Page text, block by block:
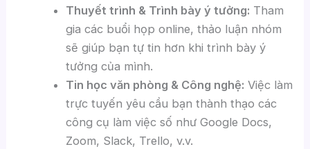
Thuyết trình & Trình bày ý tưởng: Tham
gia các buổi họp online, thảo luận nhóm
sẽ giúp bạn tự tin hơn khi trình bày ý
tưởng của mình.
Tin học văn phòng & Công nghệ: Việc làm
trực tuyến yêu cầu bạn thành thạo các
công cụ làm việc số như Google Docs,
Zoom, Slack, Trello, v.v.